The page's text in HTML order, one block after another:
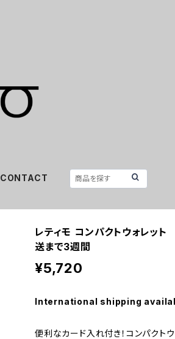
CONTACT
レティモ コンパクトウォレ
送まで3週間
¥5,720
International shipping
便利なカード入れ付き！コンパクトウ